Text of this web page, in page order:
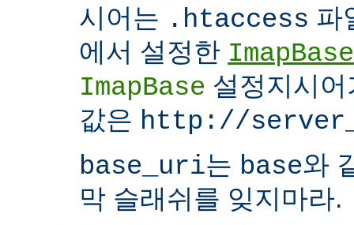
시어는 .htaccess 파
에서 설정한 ImapBase
ImapBase 설정지시
값은 http://
base_uri는 base와
막 슬래쉬를 잊지마라.